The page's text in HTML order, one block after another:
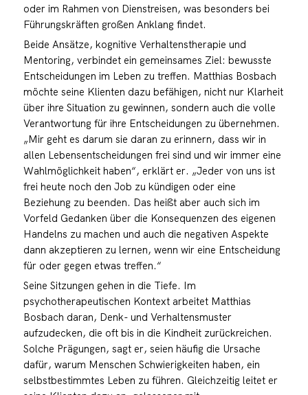
oder im Rahmen von Dienstreisen, was besonders bei
Führungskräften großen Anklang findet.
Beide Ansätze, kognitive Verhaltenstherapie und
Mentoring, verbindet ein gemeinsames Ziel: bewusste
Entscheidungen im Leben zu treffen. Matthias Bosbach
möchte seine Klienten dazu befähigen, nicht nur Klarheit
über ihre Situation zu gewinnen, sondern auch die volle
Verantwortung für ihre Entscheidungen zu übernehmen.
„Mir geht es darum sie daran zu erinnern, dass wir in
allen Lebensentscheidungen frei sind und wir immer eine
Wahlmöglichkeit haben“, erklärt er. „Jeder von uns ist
frei heute noch den Job zu kündigen oder eine
Beziehung zu beenden. Das heißt aber auch sich im
Vorfeld Gedanken über die Konsequenzen des eigenen
Handelns zu machen und auch die negativen Aspekte
dann akzeptieren zu lernen, wenn wir eine Entscheidung
für oder gegen etwas treffen.“
Seine Sitzungen gehen in die Tiefe. Im
psychotherapeutischen Kontext arbeitet Matthias
Bosbach daran, Denk- und Verhaltensmuster
aufzudecken, die oft bis in die Kindheit zurückreichen.
Solche Prägungen, sagt er, seien häufig die Ursache
dafür, warum Menschen Schwierigkeiten haben, ein
selbstbestimmtes Leben zu führen. Gleichzeitig leitet er